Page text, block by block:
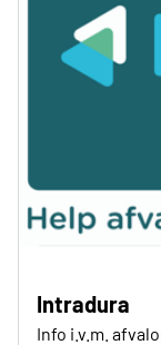
Intradura
Info i.v.m.